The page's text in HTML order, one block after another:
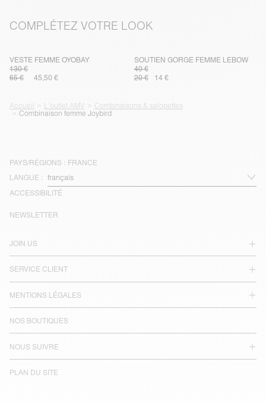
COMPLÉTEZ VOTRE LOOK
VESTE FEMME OYOBAY
130 €
65 €
45,50 €
SOUTIEN GORGE FEMME LEBOW
40 €
20 €
14 €
Accueil L'outlet AMV
Combinaisons & salopettes
Combinaison femme Joybird
PAYS/RÉGIONS : FRANCE
LANGUE :
ACCESSIBILITÉ
JOIN US
SERVICE CLIENT
MENTIONS LÉGALES
NOS BOUTIQUES
NOUS SUIVRE
PLAN DU SITE
NEWSLETTER